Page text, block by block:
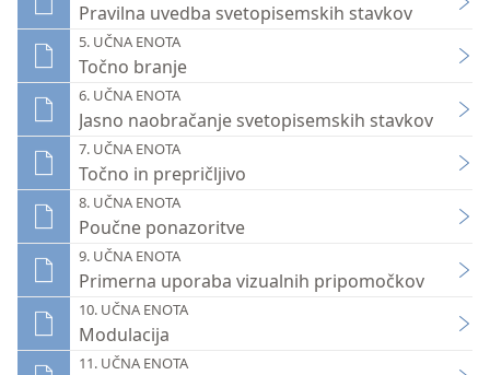
Pravilna uvedba svetopisemskih stavkov
5. UČNA ENOTA
Točno branje
6. UČNA ENOTA
Jasno naobračanje svetopisemskih stavkov
7. UČNA ENOTA
Točno in prepričljivo
8. UČNA ENOTA
Poučne ponazoritve
9. UČNA ENOTA
Primerna uporaba vizualnih pripomočkov
10. UČNA ENOTA
Modulacija
11. UČNA ENOTA